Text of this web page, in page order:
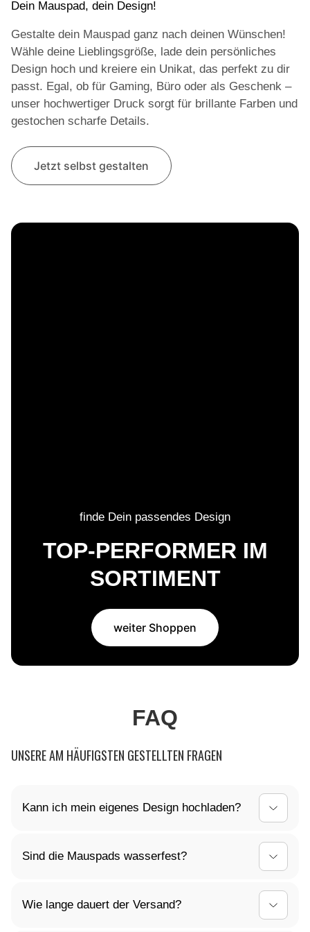
Dein Mauspad, dein Design!
Gestalte dein Mauspad ganz nach deinen Wünschen!
Wähle deine Lieblingsgröße, lade dein persönliches
Design hoch und kreiere ein Unikat, das perfekt zu dir
passt. Egal, ob für Gaming, Büro oder als Geschenk –
unser hochwertiger Druck sorgt für brillante Farben und
gestochen scharfe Details.
Jetzt selbst gestalten
finde Dein passendes Design
TOP-PERFORMER IM
SORTIMENT
weiter Shoppen
FAQ
UNSERE AM HÄUFIGSTEN GESTELLTEN FRAGEN
Kann ich mein eigenes Design hochladen?
Vorstellungen gestalten! Lade dein individuelles
Design einfach hoch, und wir kümmern uns um den
Sind die Mauspads wasserfest?
wasserabweisend. Kleine Verschüttungen können
einfach abgewischt werden, sodass dein Mauspad
Wie lange dauert der Versand?